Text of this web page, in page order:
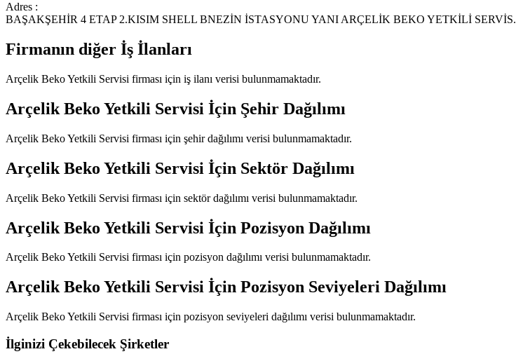
Adres :
BAŞAKŞEHİR 4 ETAP 2.KISIM SHELL BNEZİN İSTASYONU YANI ARÇELİK BEKO YETKİLİ SERVİS.
Firmanın diğer İş İlanları
Arçelik Beko Yetkili Servisi firması için iş ilanı verisi bulunmamaktadır.
Arçelik Beko Yetkili Servisi İçin Şehir Dağılımı
Arçelik Beko Yetkili Servisi firması için şehir dağılımı verisi bulunmamaktadır.
Arçelik Beko Yetkili Servisi İçin Sektör Dağılımı
Arçelik Beko Yetkili Servisi firması için sektör dağılımı verisi bulunmamaktadır.
Arçelik Beko Yetkili Servisi İçin Pozisyon Dağılımı
Arçelik Beko Yetkili Servisi firması için pozisyon dağılımı verisi bulunmamaktadır.
Arçelik Beko Yetkili Servisi İçin Pozisyon Seviyeleri Dağılımı
Arçelik Beko Yetkili Servisi firması için pozisyon seviyeleri dağılımı verisi bulunmamaktadır.
İlginizi Çekebilecek Şirketler